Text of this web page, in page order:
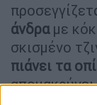
άνδραμε
σκισμένο
πιάνει τα